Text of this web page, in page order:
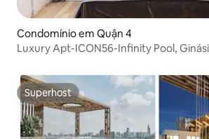
Condomínio em Quận 4
Luxury Apt-ICON56-Infinity Pool,
Superhost
Superhost